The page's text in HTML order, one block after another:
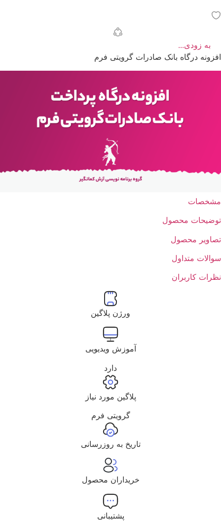
به زودی...
افزونه درگاه بانک صادرات گرویتی فرم
مشخصات
توضیحات محصول
تصاویر محصول
سوالات متداول
نظرات کاربران
ورژن پلاگین
آموزش ویدیویی
دارد
پلاگین مورد نیاز
گرویتی فرم
تاریخ به روزرسانی
خریداران محصول
پشتیبانی